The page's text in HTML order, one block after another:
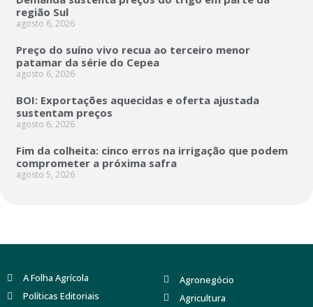
região Sul
agosto 6, 2026
Preço do suíno vivo recua ao terceiro menor
patamar da série do Cepea
agosto 6, 2026
BOI: Exportações aquecidas e oferta ajustada
sustentam preços
agosto 6, 2026
Fim da colheita: cinco erros na irrigação que podem
comprometer a próxima safra
agosto 5, 2026
A Folha Agrícola
Políticas Editoriais
Agronegócio
Agricultura